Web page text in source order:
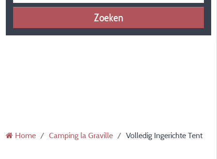
Zoeken
Home Camping la Graville Volledig Ingerichte Tent